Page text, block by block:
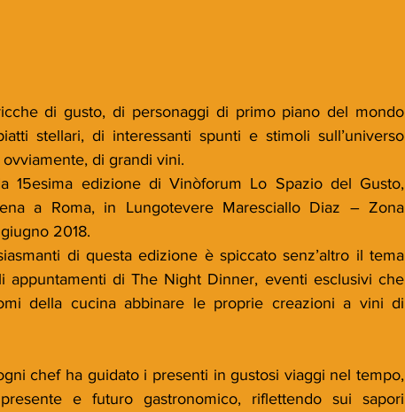
di gusto, di personaggi di primo piano del mondo
stellari, di interessanti spunti e stimoli sull’universo
di grandi vini.
15esima edizione di Vinòforum Lo Spazio del Gusto,
a Roma, in Lungotevere Maresciallo Diaz – Zona
2018.
di questa edizione è spiccato senz’altro il tema
appuntamenti di The Night Dinner, eventi esclusivi che
della cucina abbinare le proprie creazioni a vini di
chef ha guidato i presenti in gustosi viaggi nel tempo,
e futuro gastronomico, riflettendo sui sapori